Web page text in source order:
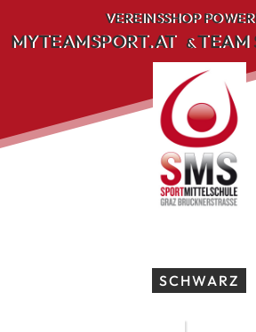
content
VEREINSSHOP
MYTEAMSPORT.AT&TEAM
SCHWARZ